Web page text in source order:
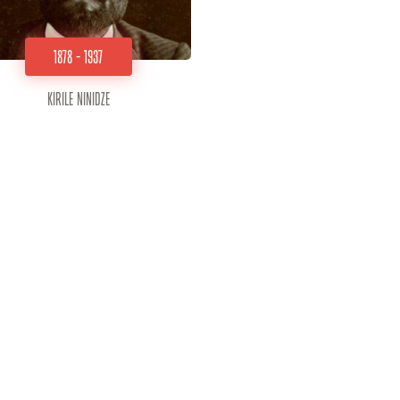
1878 - 1937
Kirile Ninidze